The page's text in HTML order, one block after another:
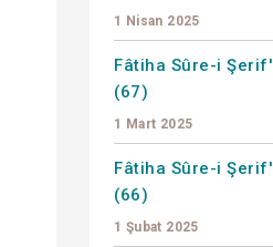
1 Nisan 2025
Fâtiha Sûre-i
(67)
1 Mart 2025
Fâtiha Sûre-i
(66)
1 Şubat 2025